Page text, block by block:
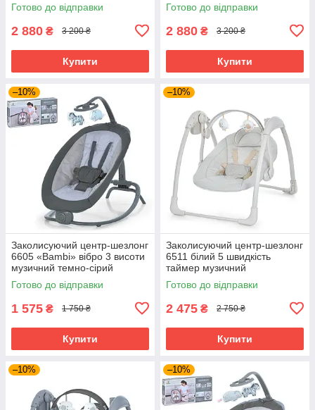
Готово до відправки
2 880 ₴ 3 200 ₴
Купити
Готово до відправки
2 880 ₴ 3 200 ₴
Купити
–10%
Заколисуючий центр-шезлонг
6605 «Bambi» вібро 3 висоти
музичний темно-сірий
Готово до відправки
1 575 ₴ 1 750 ₴
Купити
–10%
Заколисуючий центр-шезлонг
6511 білий 5 швидкість
таймер музичний
Готово до відправки
2 475 ₴ 2 750 ₴
Купити
–10% –10%